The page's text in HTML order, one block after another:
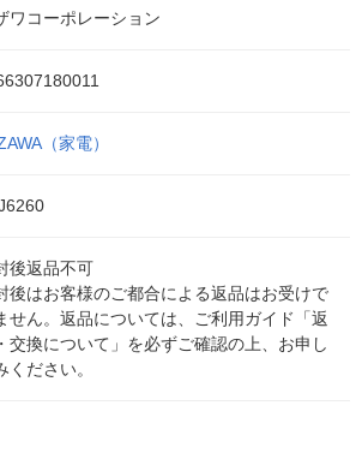
ワコーポレーション
（家電）
後返品不可
後はお客様のご都合による返品はお受けで
せん。返品については、ご利用ガイド「返
交換について」を必ずご確認の上、お申し
ください。